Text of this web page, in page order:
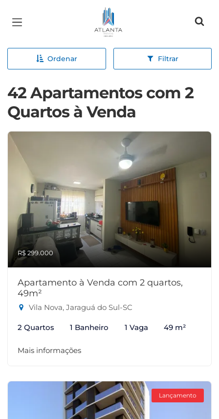
Página inicial
Ordenar Filtrar
42 Apartamentos com 2
Quartos à Venda
R$ 299.000
Apartamento à Venda com 2 quartos,
49m²
Vila Nova, Jaraguá do Sul-SC
2 Quartos 1 Banheiro 1 Vaga 49 m²
Mais informações
Lançamento